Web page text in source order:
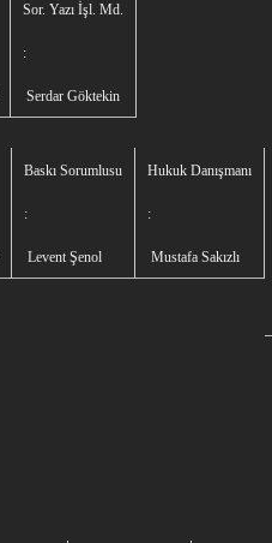
Sor. Yazı İşl. Md.
:
Serdar Göktekin
Baskı Sorumlusu
:
Levent Şenol
Hukuk Danışmanı
:
Mustafa Sakızlı